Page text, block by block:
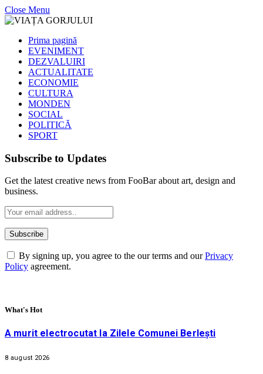
Close Menu
Prima pagină
EVENIMENT
DEZVALUIRI
ACTUALITATE
ECONOMIE
CULTURA
MONDEN
SOCIAL
POLITICĂ
SPORT
Subscribe to Updates
Get the latest creative news from FooBar about art, design and
business.
By signing up, you agree to the our terms and ourPrivacy
Policy agreement.
What's Hot
A murit electrocutat la Zilele Comunei Berlești
8 august 2026